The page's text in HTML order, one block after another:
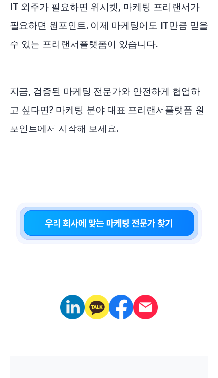
IT 외주가 필요하면 위시켓, 마케팅 프리랜서가
필요하면 원포인트. 이제 마케팅에도 IT만큼 믿을
수 있는 프리랜서플랫폼이 있습니다.
지금, 검증된 마케팅 전문가와 안전하게 협업하
고 싶다면? 마케팅 분야 대표 프리랜서플랫폼 원
포인트에서 시작해 보세요.